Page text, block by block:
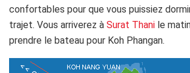
confortables pour que vous puissiez
trajet. Vous arriverez à Surat Thani le
prendre le bateau pour Koh Phangan.